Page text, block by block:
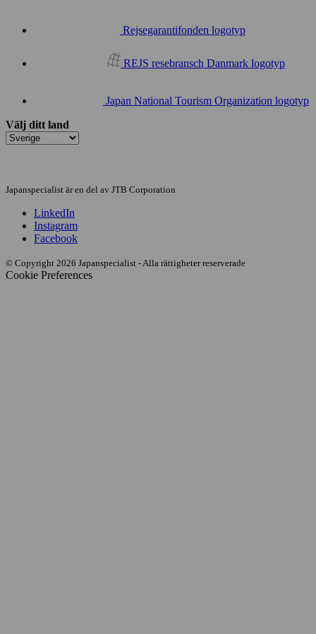
Rejsegarantifonden logotyp
REJS resebransch Danmark logotyp
Japan National Tourism Organization logotyp
Välj ditt land
Japanspecialist är en del av JTB Corporation
LinkedIn
Instagram
Facebook
© Copyright 2026 Japanspecialist - Alla rättigheter reserverade
Cookie Preferences